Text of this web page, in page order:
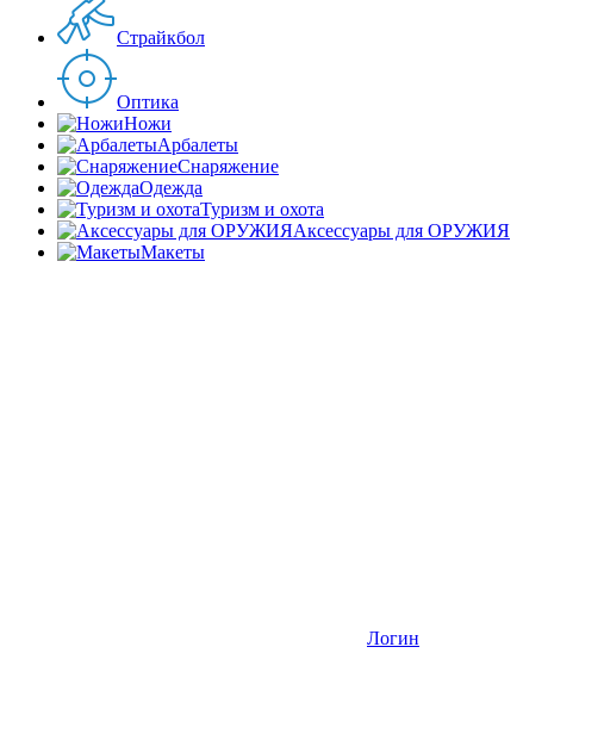
Страйкбол
Оптика
Ножи
Арбалеты
Снаряжение
Одежда
Туризм и охота
Аксессуары для ОРУЖИЯ
Макеты
Логин